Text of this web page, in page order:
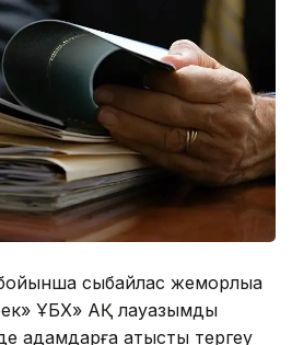
сыбайлас жемқорлыққа
ҰБХ» АҚ лауазымды
адамдарға қатысты тергеу